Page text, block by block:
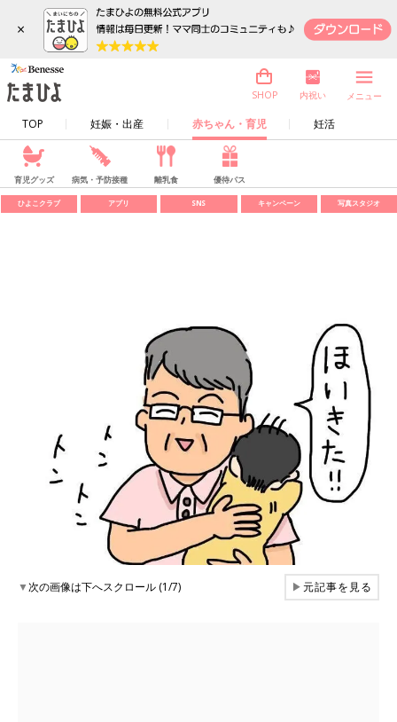
×
TOP 妊娠・出産 赤ちゃん・育児 妊活
SHOP 内祝い メニュー
育児グッズ 病気・予防接種 離乳食 優待パス
ひよこクラブ アプリ SNS キャンペーン 写真スタジオ
▼次の画像は下へスクロール (1/7) ▶元記事を見る